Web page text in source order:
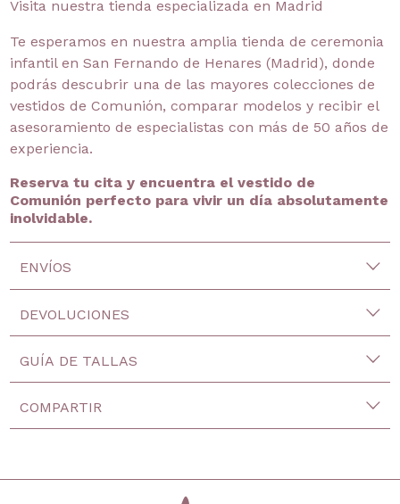
Visita nuestra tienda especializada en Madrid
Te esperamos en nuestra amplia tienda de ceremonia
infantil en San Fernando de Henares (Madrid), donde
podrás descubrir una de las mayores colecciones de
vestidos de Comunión, comparar modelos y recibir el
asesoramiento de especialistas con más de 50 años de
experiencia.
Reserva tu cita y encuentra el vestido de
Comunión perfecto para vivir un día absolutamente
inolvidable.
ENVÍOS
DEVOLUCIONES
GUÍA DE TALLAS
COMPARTIR